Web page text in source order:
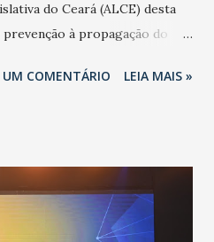
do Ceará (ALCE) desta
à propagação do
na contenção da
com os ambientes
não estamos vivendo uma
em todos os anos, com
UM COMENTÁRIO LEIA MAIS »